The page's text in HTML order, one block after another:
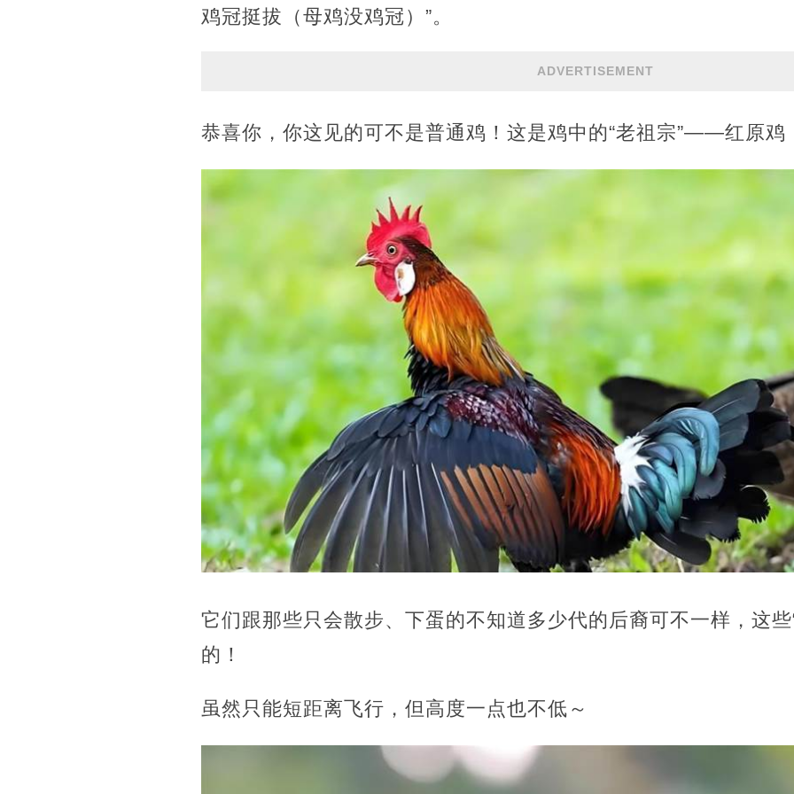
鸡冠挺拔（母鸡没鸡冠）”。
ADVERTISEMENT
恭喜你，你这见的可不是普通鸡！这是鸡中的“老祖宗”——红原鸡
它们跟那些只会散步、下蛋的不知道多少代的后裔可不一样，这些
的！
虽然只能短距离飞行，但高度一点也不低～